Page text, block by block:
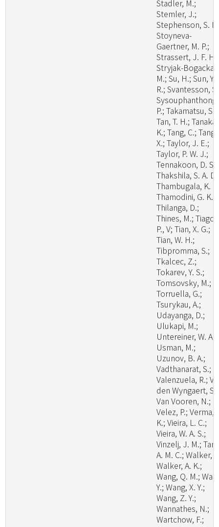
Stadler, M.;
Stemler, J.;
Stephenson, S.
Stoyneva-
Gaertner, M. P.;
Strassert, J. F. H.;
Stryjak-Bogacka,
M.; Su, H.; Sun, Y.
R.; Svantesson,
Sysouphanthong,
P.; Takamatsu, S.;
Tan, T. H.; Tanaka,
K.; Tang, C.; Tang,
X.; Taylor, J. E.;
Taylor, P. W. J.;
Tennakoon, D. S.;
Thakshila, S. A.
Thambugala, K.
Thamodini, G. K.;
Thilanga, D.;
Thines, M.; Tiago,
P., V; Tian, X. G.;
Tian, W. H.;
Tibpromma, S.;
Tkalcec, Z.;
Tokarev, Y. S.;
Tomsovsky, M.;
Torruella, G.;
Tsurykau, A.;
Udayanga, D.;
Ulukapi, M.;
Untereiner, W. A.;
Usman, M.;
Uzunov, B. A.;
Vadthanarat, S.;
Valenzuela, R.;
den Wyngaert, S.;
Van Vooren, N.;
Velez, P.; Verma,
K.; Vieira, L. C.;
Vieira, W. A. S.;
Vinzelj, J. M.;
A. M. C.; Walker,
Walker, A. K.;
Wang, Q. M.;
Y.; Wang, X. Y.;
Wang, Z. Y.;
Wannathes, N.;
Wartchow, F.;